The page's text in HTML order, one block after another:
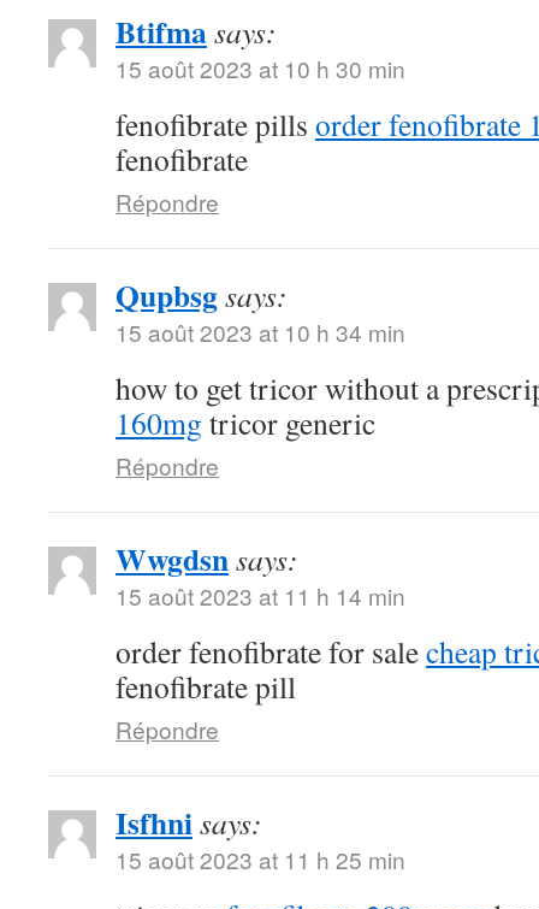
Btifmasays:
15 août 2023 at 10 h 30 min
fenofibrate pills order fenofibrate
fenofibrate
Répondre
Qupbsgsays:
15 août 2023 at 10 h 34 min
how to get tricor without a
160mg tricor generic
Répondre
Wwgdsnsays:
15 août 2023 at 11 h 14 min
order fenofibrate for salecheap
fenofibrate pill
Répondre
Isfhnisays:
15 août 2023 at 11 h 25 min